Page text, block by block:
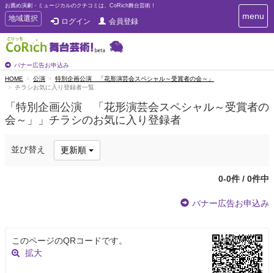
お薦め演劇・ミュージカルのクチコミは、CoRich舞台芸術！
T
o
g
g
e
n
a
v
g
地域選択 ログイン 会員登録
バナー広告お申込み
T
o
a
v
i
n
menu
HOME 公演
特別企画公演 「花形演芸会スペシャル～受賞者の会～」
チラシお気に入り登録者一覧
「特別企画公演 「花形演芸会スペシャル～受賞者の
会～」」チラシのお気に入り登録者
並び替え 更新順
0-0件 / 0件中
バナー広告お申込み
このページのQRコードです。
拡大